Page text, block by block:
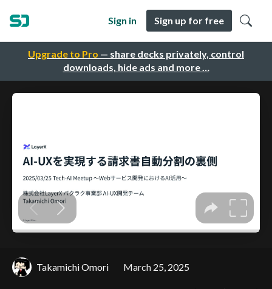
Upgrade to Pro — share decks privately, control
downloads, hide ads and more …
Sign in Sign up for free
Takamichi Omori March 25, 2025